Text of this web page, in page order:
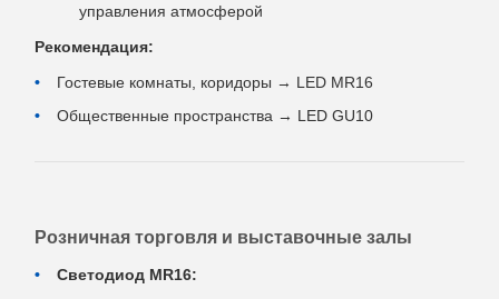
управления атмосферой
Рекомендация:
Гостевые комнаты, коридоры → LED MR16
Общественные пространства → LED GU10
Розничная торговля и выставочные залы
Светодиод MR16: